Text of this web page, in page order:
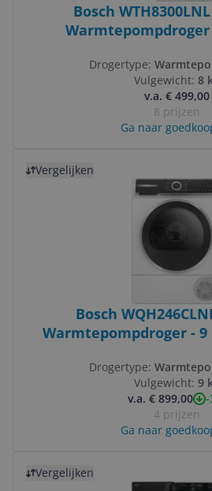
Bosch
Warmtepompdroger
Drogertype:
Vulgewicht: 8
v.a. € 499,00
8 prijzen
Ga naar
Vergelijken
Bosch
Warmtepompdroger - 9
Drogertype:
Vulgewicht: 9
v.a. € 899,00
-
4 prijzen
Ga naar
Vergelijken